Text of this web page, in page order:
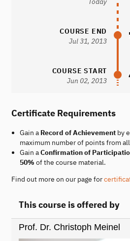
COURSE END
Jul 31, 2013
COURSE START
Jun 02, 2013
Certificate Requirements
Gain a Record of Achievementby
maximum number of points from
Gain aConfirmation of
50% of the course material.
Find out more on our page for
This course is offered by
Prof. Dr. Christoph Meinel